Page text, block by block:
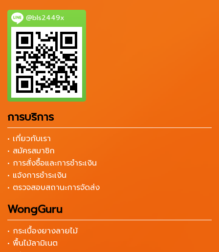
@bls2449x
การบริการ
• เกี่ยวกับเรา
• สมัครสมาชิก
• การสั่งซื้อและการชำระเงิน
• แจ้งการชำระเงิน
• ตรวจสอบสถานะการจัดส่ง
WongGuru
• กระเบื้องยางลายไม้
• พื้นไม้ลามิเนต